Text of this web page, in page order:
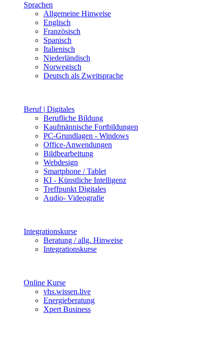
Sprachen
Allgemeine Hinweise
Englisch
Französisch
Spanisch
Italienisch
Niederländisch
Norwegisch
Deutsch als Zweitsprache
Beruf | Digitales
Berufliche Bildung
Kaufmännische Fortbildungen
PC-Grundlagen - Windows
Office-Anwendungen
Bildbearbeitung
Webdesign
Smartphone / Tablet
KI - Künstliche Intelligenz
Treffpunkt Digitales
Audio- Videografie
Integrationskurse
Beratung / allg. Hinweise
Integrationskurse
Online Kurse
vhs.wissen.live
Energieberatung
Xpert Business